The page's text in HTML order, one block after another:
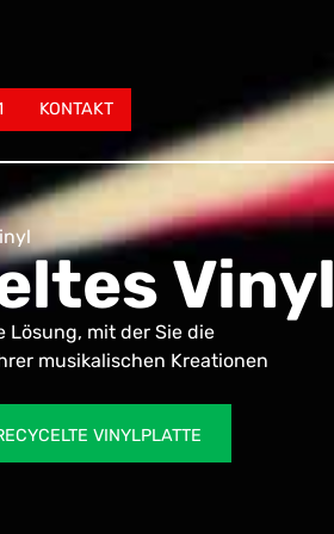
KONTAKT
Vinyl
mit der Sie die
musikalischen Kreationen
VINYLPLATTE